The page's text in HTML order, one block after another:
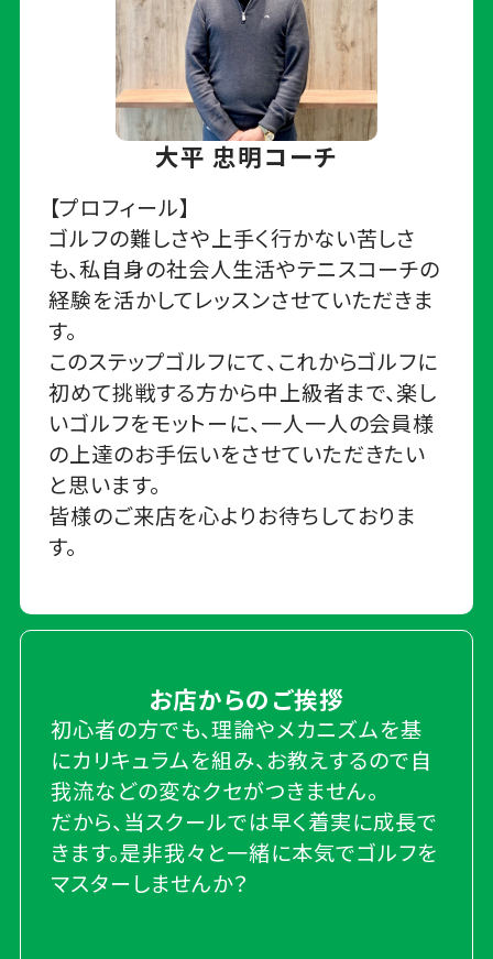
大平 忠明コーチ
【プロフィール】
ゴルフの難しさや上手く行かない苦しさ
も、私自身の社会人生活やテニスコーチの
経験を活かしてレッスンさせていただきま
す。
このステップゴルフにて、これからゴルフに
初めて挑戦する方から中上級者まで、楽し
いゴルフをモットーに、一人一人の会員様
の上達のお手伝いをさせていただきたい
と思います。
皆様のご来店を心よりお待ちしておりま
す。
お店からのご挨拶
初心者の方でも、理論やメカニズムを基
にカリキュラムを組み、お教えするので自
我流などの変なクセがつきません。
だから、当スクールでは早く着実に成長で
きます。是非我々と一緒に本気でゴルフを
マスターしませんか？